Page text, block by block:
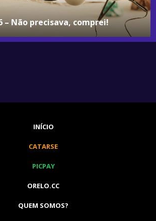
– Não precisava, comprei!
INÍCIO
CATARSE
PICPAY
ORELO.CC
QUEM SOMOS?